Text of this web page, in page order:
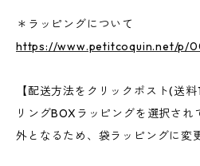
＊ラッピングについて
https://www.petitcoquin.net/p/
【配送方法をクリックポスト(送
リングBOXラッピングを選択さ
外となるため、袋ラッピングに変